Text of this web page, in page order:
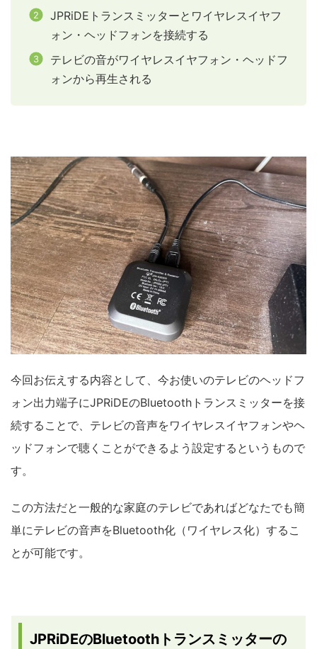
JPRiDEトランスミッターとワイヤレスイヤフ
ォン・ヘッドフォンを接続する
テレビの音がワイヤレスイヤフォン・ヘッドフ
ォンから再生される
今回お伝えする内容として、今お使いのテレビのヘッドフ
ォン出力端子にJPRiDEのBluetoothトランスミッターを接
続することで、テレビの音声をワイヤレスイヤフォンやヘ
ッドフォンで聴くことができるよう設定するというもので
す。
この方法だと一般的な家庭のテレビであればどなたでも簡
単にテレビの音声をBluetooth化（ワイヤレス化）するこ
とが可能です。
JPRiDEのBluetoothトランスミッターの